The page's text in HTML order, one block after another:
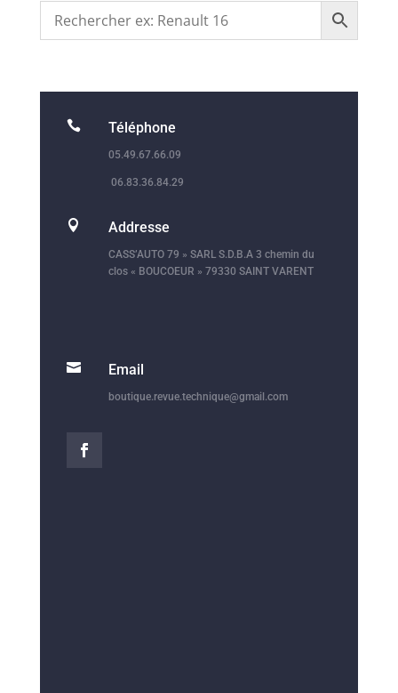
 Téléphone
05.49.67.66.09
06.83.36.84.29
 Addresse
CASS’AUTO 79 » SARL S.D.B.A 3 chemin du
clos « BOUCOEUR » 79330 SAINT VARENT
 Email
boutique.revue.technique@gmail.com